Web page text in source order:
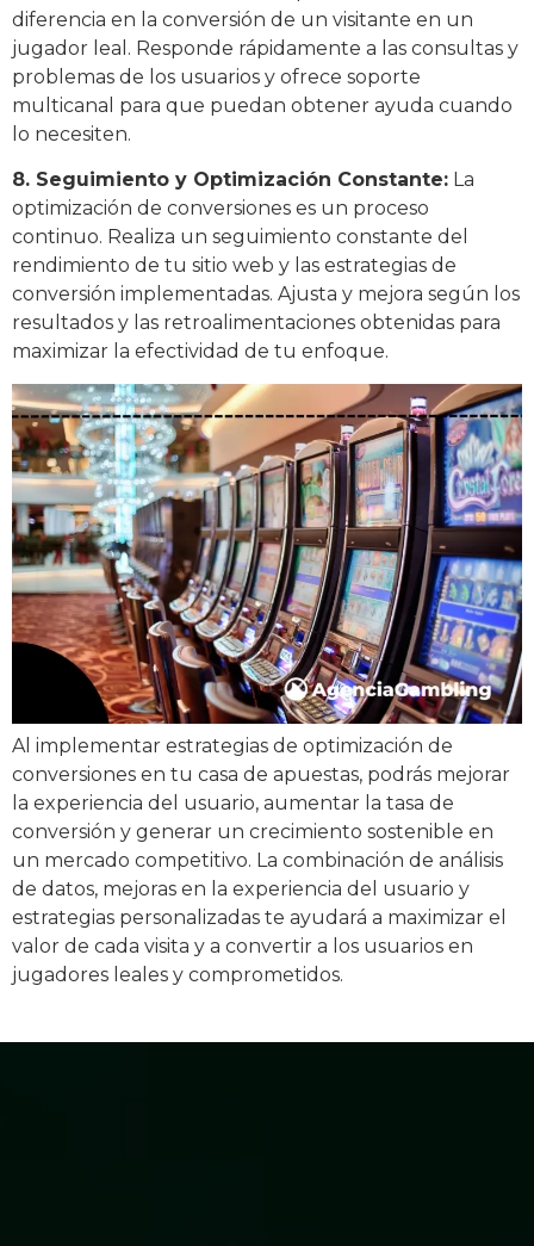
diferencia en la conversión de un visitante en un
jugador leal. Responde rápidamente a las consultas y
problemas de los usuarios y ofrece soporte
multicanal para que puedan obtener ayuda cuando
lo necesiten.
8. Seguimiento y Optimización Constante: La
optimización de conversiones es un proceso
continuo. Realiza un seguimiento constante del
rendimiento de tu sitio web y las estrategias de
conversión implementadas. Ajusta y mejora según los
resultados y las retroalimentaciones obtenidas para
maximizar la efectividad de tu enfoque.
Al implementar estrategias de optimización de
conversiones en tu casa de apuestas, podrás mejorar
la experiencia del usuario, aumentar la tasa de
conversión y generar un crecimiento sostenible en
un mercado competitivo. La combinación de análisis
de datos, mejoras en la experiencia del usuario y
estrategias personalizadas te ayudará a maximizar el
valor de cada visita y a convertir a los usuarios en
jugadores leales y comprometidos.